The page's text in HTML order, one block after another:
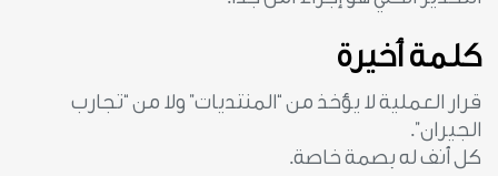
كلمة أخيرة
قرار العملية لا يؤخذ من “المنتديات” ولا من “تجارب
الجيران”.
كل أنف له بصمة خاصة.